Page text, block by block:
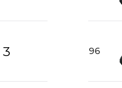
3 96